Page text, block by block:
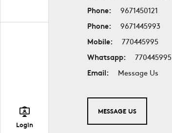
Login
Phone:
9671450121
Phone:
9671445993
Mobile:
770445995
Whatsapp:
770445995
Email:
Message Us
MESSAGE US